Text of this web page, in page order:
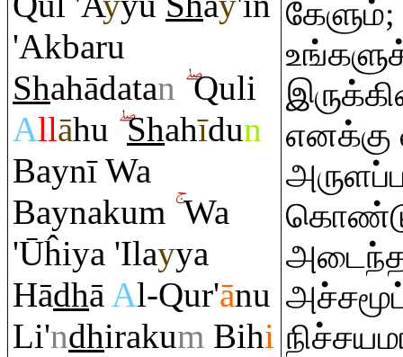
'Akbaru
Shahādatan Quli
Allāhu Shahīdun
Baynī Wa
Baynakum Wa
'Ūĥiya 'Ilayya
HādhāAl-Qur'ānu
Li'ndhirakum Bihi